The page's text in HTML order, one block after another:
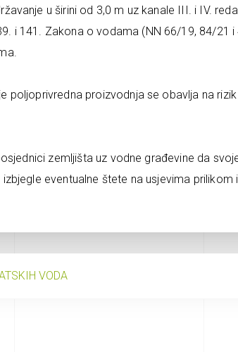
u širini od 3,0 m uz kanale III. i IV.
i 141. Zakona o vodama (NN 66/19, 84/21
poljoprivredna proizvodnja se obavlja na
zemljišta uz vodne građevine da
eventualne štete na usjevima prilikom
VODA